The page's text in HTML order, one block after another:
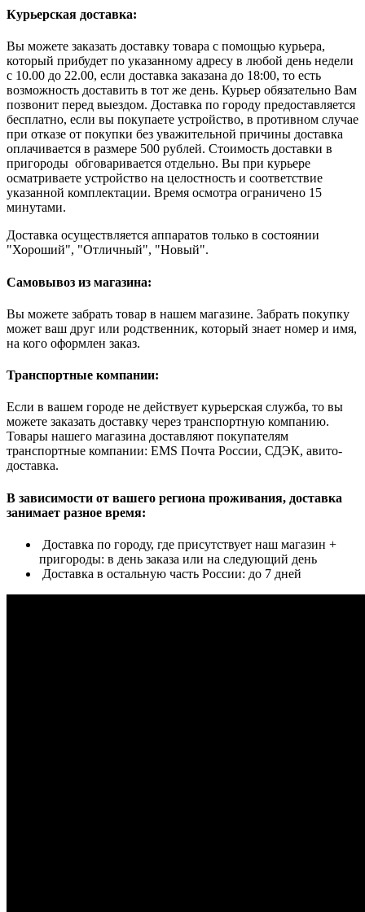
Курьерская доставка:
Вы можете заказать доставку товара с помощью курьера,
который прибудет по указанному адресу в любой день недели
с 10.00 до 22.00, если доставка заказана до 18:00, то есть
возможность доставить в тот же день. Курьер обязательно Вам
позвонит перед выездом. Доставка по городу предоставляется
бесплатно, если вы покупаете устройство, в противном случае
при отказе от покупки без уважительной причины доставка
оплачивается в размере 500 рублей. Стоимость доставки в
пригороды обговаривается отдельно. Вы при курьере
осматриваете устройство на целостность и соответствие
указанной комплектации. Время осмотра ограничено 15
минутами.
Доставка осуществляется аппаратов только в состоянии
"Хороший", "Отличный", "Новый".
Самовывоз из магазина:
Вы можете забрать товар в нашем магазине. Забрать покупку
может ваш друг или родственник, который знает номер и имя,
на кого оформлен заказ.
Транспортные компании:
Если в вашем городе не действует курьерская служба, то вы
можете заказать доставку через транспортную компанию.
Товары нашего магазина доставляют покупателям
транспортные компании: EMS Почта России, СДЭК, авито-
доставка.
В зависимости от вашего региона проживания, доставка
занимает разное время:
Доставка по городу, где присутствует наш магазин +
пригороды: в день заказа или на следующий день
Доставка в остальную часть России: до 7 дней